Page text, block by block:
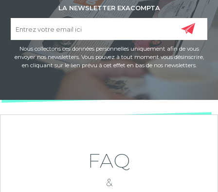
LA NEWSLETTER EXACOMPTA
Nous collectons ces données personnelles uniquement afin de vous
envoyer nos newsletters. Vous pouvez à tout moment vous désinscrire,
en cliquant sur le lien prévu à cet effet en bas de nos newsletters.
FAQ
&